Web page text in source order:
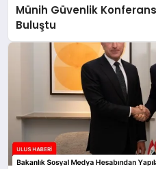
Münih Güvenlik
Buluştu